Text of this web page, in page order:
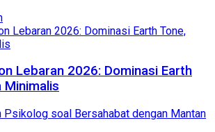
Lebaran 2026: Dominasi Earth
Minimalis